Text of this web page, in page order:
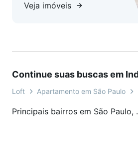
Veja imóveis
Continue suas buscas em
Loft Apartamento em São Paulo